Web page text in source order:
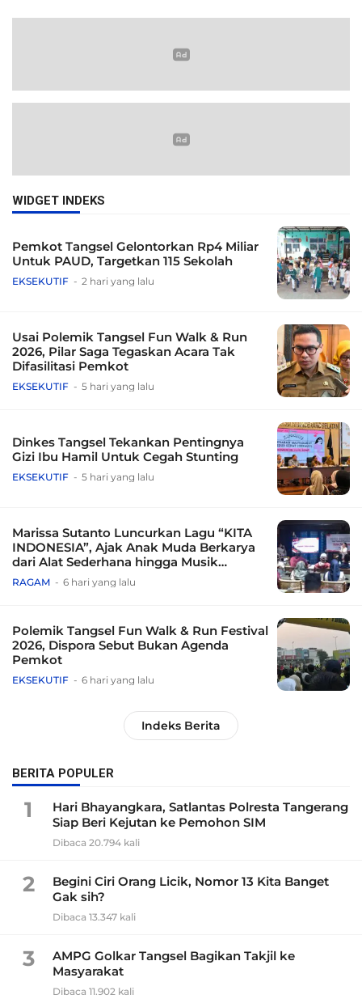
WIDGET INDEKS
Pemkot Tangsel Gelontorkan Rp4 Miliar
Untuk PAUD, Targetkan 115 Sekolah
EKSEKUTIF 2 hari yang lalu
Usai Polemik Tangsel Fun Walk & Run
2026, Pilar Saga Tegaskan Acara Tak
Difasilitasi Pemkot
EKSEKUTIF 5 hari yang lalu
Dinkes Tangsel Tekankan Pentingnya
Gizi Ibu Hamil Untuk Cegah Stunting
EKSEKUTIF 5 hari yang lalu
Marissa Sutanto Luncurkan Lagu “KITA
INDONESIA”, Ajak Anak Muda Berkarya
dari Alat Sederhana hingga Musik
Tradisional
RAGAM 6 hari yang lalu
Polemik Tangsel Fun Walk & Run Festival
2026, Dispora Sebut Bukan Agenda
Pemkot
EKSEKUTIF 6 hari yang lalu
Indeks Berita
BERITA POPULER
1
Hari Bhayangkara, Satlantas Polresta Tangerang
Siap Beri Kejutan ke Pemohon SIM
Dibaca 20.794 kali
2
Begini Ciri Orang Licik, Nomor 13 Kita Banget
Gak sih?
Dibaca 13.347 kali
3
AMPG Golkar Tangsel Bagikan Takjil ke
Masyarakat
Dibaca 11.902 kali